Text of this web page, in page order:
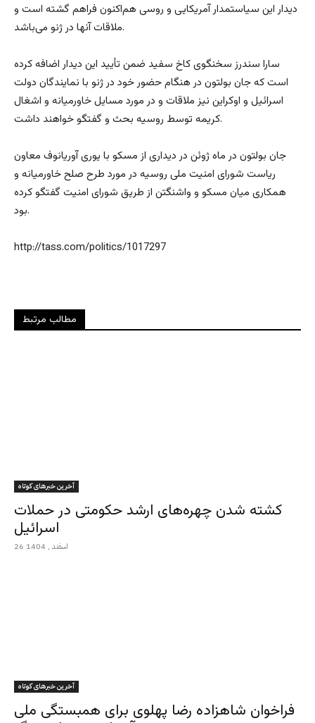
دیدار این سیاستمدار آمریکایی و روسی هم‌اکنون فراهم گشته است و
ملاقات آنها در ژنو می‌باشد.
سارا سندرز سخنگوی کاخ سفید ضمن تأیید این دیدار اضافه کرده
است که جان بولتون در هنگام حضور خود در ژنو با نمایندگان دولت
اسرائیل و اوکراین نیز ملاقات و در مورد مسایل خاورمیانه و اشغال
کریمه توسط روسیه بحث و گفتگو خواهند داشت.
جان بولتون در ماه ژوئن در دیداری از مسکو با یوری آوریانوف معاون
ریاست شورای امنیت ملی روسیه در مورد طرح صلح خاورمیانه و
همکاری میان مسکو و واشنگتن از طریق شورای امنیت گفتگو کرده
بود.
http://tass.com/politics/1017297
مطالب مرتبط
آخرین خبرهای کوتاه
کشته شدن چهره‌های ارشد حکومتی در حملات
اسرائیل
26 اسفند , 1404
آخرین خبرهای کوتاه
فراخوان شاهزاده رضا پهلوی برای همبستگی ملی